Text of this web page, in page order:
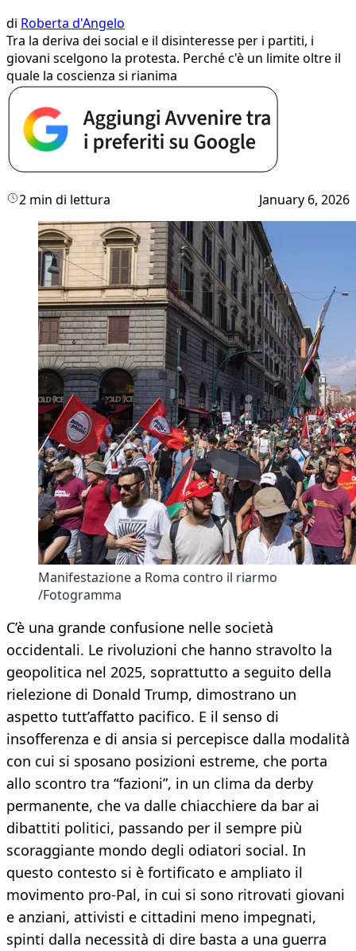
di Roberta d'Angelo
Tra la deriva dei social e il disinteresse per i partiti, i
giovani scelgono la protesta. Perché c'è un limite oltre il
quale la coscienza si rianima
2 min di lettura January 6, 2026
Manifestazione a Roma contro il riarmo
/Fotogramma
C’è una grande confusione nelle società
occidentali. Le rivoluzioni che hanno stravolto la
geopolitica nel 2025, soprattutto a seguito della
rielezione di Donald Trump, dimostrano un
aspetto tutt’affatto pacifico. E il senso di
insofferenza e di ansia si percepisce dalla modalità
con cui si sposano posizioni estreme, che porta
allo scontro tra “fazioni”, in un clima da derby
permanente, che va dalle chiacchiere da bar ai
dibattiti politici, passando per il sempre più
scoraggiante mondo degli odiatori social. In
questo contesto si è fortificato e ampliato il
movimento pro-Pal, in cui si sono ritrovati giovani
e anziani, attivisti e cittadini meno impegnati,
spinti dalla necessità di dire basta a una guerra